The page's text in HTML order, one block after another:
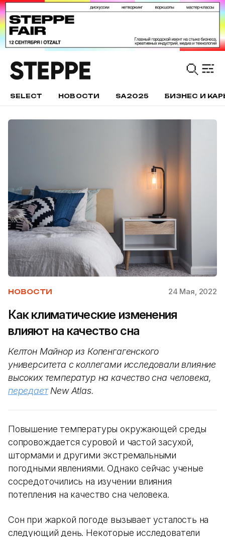
SELECT НОВОСТИ SA2025 БИЗНЕС И
НОВОСТИ 24 Мая, 2022
Как климатические изменения
влияют на качество сна
Келтон Майнор из Копенгагенского
университета с коллегами исследовали влияние
высоких температур на качество сна человека,
передаетNew Atlas.
Повышение температуры окружающей среды
сопровождается суровой и частой засухой,
штормами и другими экстремальными
погодными явлениями. Однако сейчас ученые
сосредоточились на изучении влияния
потепления на качество сна человека.
Сон при жаркой погоде вызывает усталость на
следующий день. Некоторые исследователи